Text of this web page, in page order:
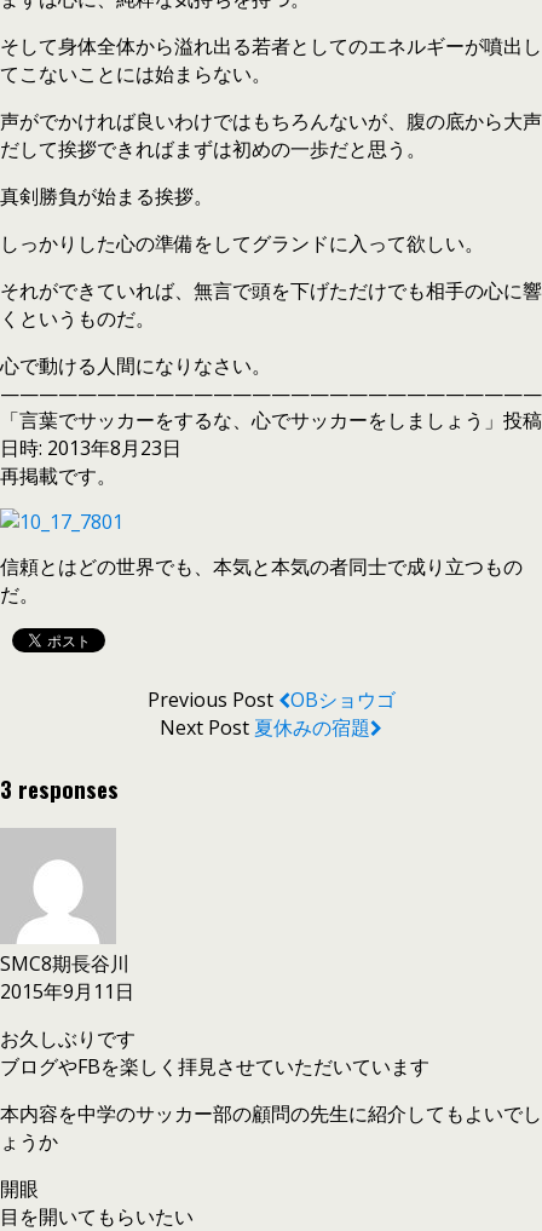
そして身体全体から溢れ出る若者としてのエネルギーが噴出し
てこないことには始まらない。
声がでかければ良いわけではもちろんないが、腹の底から大声
だして挨拶できればまずは初めの一歩だと思う。
真剣勝負が始まる挨拶。
しっかりした心の準備をしてグランドに入って欲しい。
それができていれば、無言で頭を下げただけでも相手の心に響
くというものだ。
心で動ける人間になりなさい。
「言葉でサッカーをするな、心でサッカーをしましょう」投稿
日時: 2013年8月23日
再掲載です。
信頼とはどの世界でも、本気と本気の者同士で成り立つもの
だ。
Previous Post
OBショウゴ
Next Post 夏休みの宿題
3 responses
SMC8期長谷川
2015年9月11日
お久しぶりです
ブログやFBを楽しく拝見させていただいています
本内容を中学のサッカー部の顧問の先生に紹介してもよいでし
ょうか
開眼
目を開いてもらいたい